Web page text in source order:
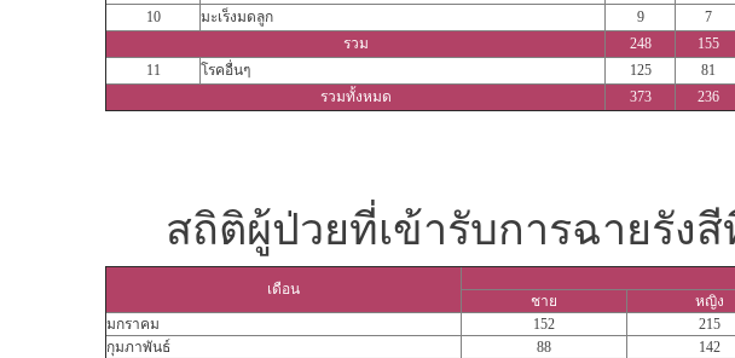
10
มะเร็งมดลูก 9 7
รวม
248 155
11
โรคอื่นๆ 125 81
รวมทั้งหมด
373 236
สถิติผู้ป่วยที่เข้ารับการฉายรัง
เดือน
ชาย หญิง
มกราคม
152 215
กุมภาพันธ์
88 142